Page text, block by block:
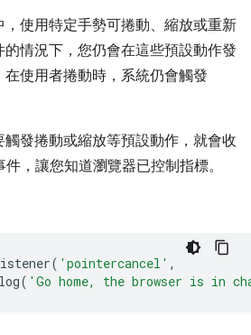
使用特定手勢可捲動、縮放或重新
情況下，您仍會在這些預設動作發
使用者捲動時，系統仍會觸發
發捲動或縮放等預設動作，就會收
件，讓您知道瀏覽器已控制指標。
( 'pointercancel' ,
log( 'Go home, the browser is in